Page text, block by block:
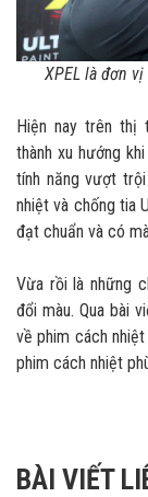
XPEL là đơn
Hiện nay trên thị
thành xu hướng
tính năng vượt
nhiệt và chống tia
đạt chuẩn và có
Vừa rồi là những
đổi màu. Qua bài
về phim cách
phim cách nhiệt
BÀI VIẾT